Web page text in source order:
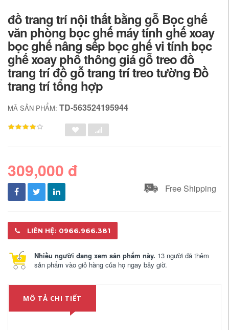
đồ trang trí nội thất bằng gỗ Bọc ghế
văn phòng bọc ghế máy tính ghế xoay
bọc ghế nâng sếp bọc ghế vi tính bọc
ghế xoay phổ thông giá gỗ treo đồ
trang trí đồ gỗ trang trí treo tường Đồ
trang trí tổng hợp
MÃ SẢN PHẨM: TD-563524195944
309,000 đ
Free Shipping
LIÊN HỆ: 0966.966.381
Nhiều người đang xem sản phẩm này. 13 người đã thêm
sản phẩm vào giỏ hàng của họ ngay bây giờ.
MÔ TẢ CHI TIẾT